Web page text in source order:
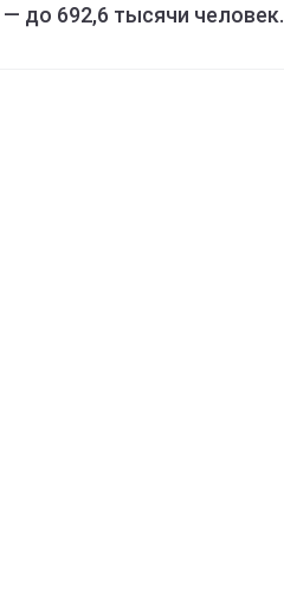
до 692,6 тысячи человек.